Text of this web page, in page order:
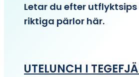
Letar du efter utflyktsips
riktiga pärlor här.
UTELUNCH I